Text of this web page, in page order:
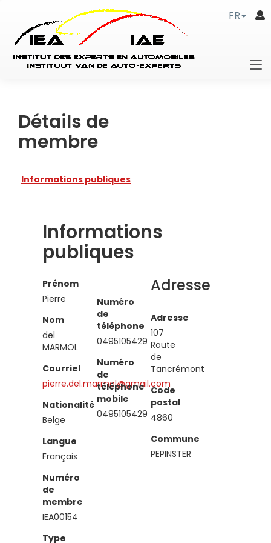
FR
Détails de
membre
Informations publiques
Informations
publiques
Prénom
Pierre
Nom
del
MARMOL
Courriel
pierre.del.marmol@gmail.com
Nationalité
Belge
Langue
Français
Numéro
de
membre
IEA00154
Type
Numéro
de
téléphone
0495105429
Numéro
de
téléphone
mobile
0495105429
Adresse
Adresse
107
Route
de
Tancrémont
Code
postal
4860
Commune
PEPINSTER